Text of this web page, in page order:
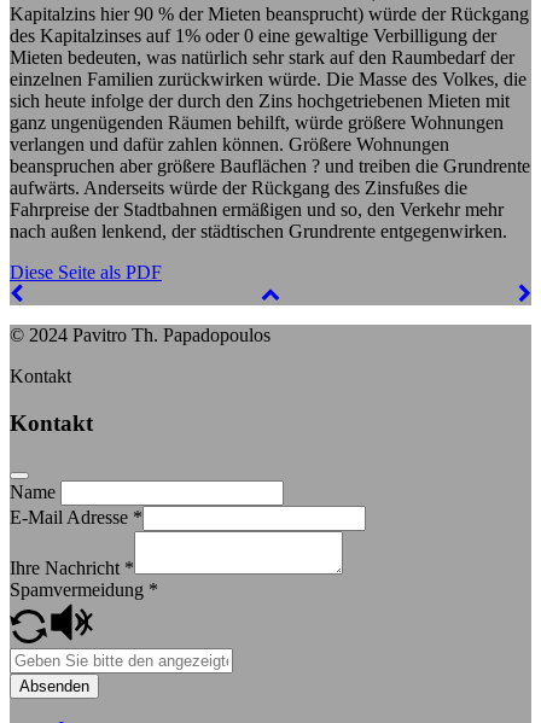
Kapitalzins hier 90 % der Mieten beansprucht) würde der Rückgang
des Kapitalzinses auf 1% oder 0 eine gewaltige Verbilligung der
Mieten bedeuten, was natürlich sehr stark auf den Raumbedarf der
einzelnen Familien zurückwirken würde. Die Masse des Volkes, die
sich heute infolge der durch den Zins hochgetriebenen Mieten mit
ganz ungenügenden Räumen behilft, würde größere Wohnungen
verlangen und dafür zahlen können. Größere Wohnungen
beanspruchen aber größere Bauflächen ? und treiben die Grundrente
aufwärts. Anderseits würde der Rückgang des Zinsfußes die
Fahrpreise der Stadtbahnen ermäßigen und so, den Verkehr mehr
nach außen lenkend, der städtischen Grundrente entgegenwirken.
Diese Seite als PDF
© 2024 Pavitro Th. Papadopoulos
Kontakt
Kontakt
Name
E-Mail Adresse *
Ihre Nachricht *
Spamvermeidung *
Absenden